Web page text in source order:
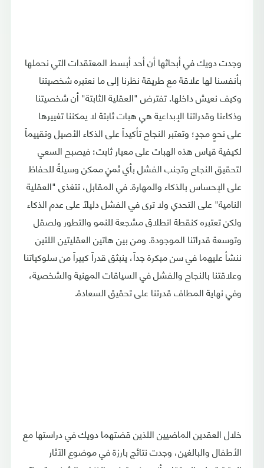
وجدت دويك في أبحاثها أن أحد أبسط المعتقدات التي نحملها
بأنفسنا لها علاقة مع طريقة نظرنا إلى ما نعتبره شخصيتنا
وكيف نعيش داخلها. تفترض "العقلية الثابتة" أن شخصيتنا
وذكاءنا وقدراتنا الإبداعية هي هبات ثابتة لا يمكننا تغييرها
على نحوٍ مجدٍ؛ وتعتبر النجاح تأكيداً على الذكاء الأصيل وتقييماً
لكيفية قياس هذه الهبات على معيار ثابت؛ فيصبح السعي
لتحقيق النجاح وتجنب الفشل بأي ثمنٍ ممكن وسيلةً للحفاظ
على الإحساس بالذكاء والمهارة. في المقابل، تتغذى "العقلية
النامية" على التحدي ولا ترى في الفشل دليلاً على عدم الذكاء
ولكن تعتبره كنقطة انطلاق مشجعة للنمو والتطور ولصقل
وتوسعة قدراتنا الموجودة. ومن بين هاتين العقليتين اللتين
ننشأ عليهما في سن مبكرة جداً، ينبثق قدراً كبيراً من سلوكياتنا
وعلاقتنا بالنجاح والفشل في السياقات المهنية والشخصية،
وفي نهاية المطاف قدرتنا على تحقيق السعادة.
خلال العقدين الماضيين اللذين قضتهما دويك في دراستها مع
الأطفال والبالغين، وجدت نتائج بارزة في موضوع الآثار